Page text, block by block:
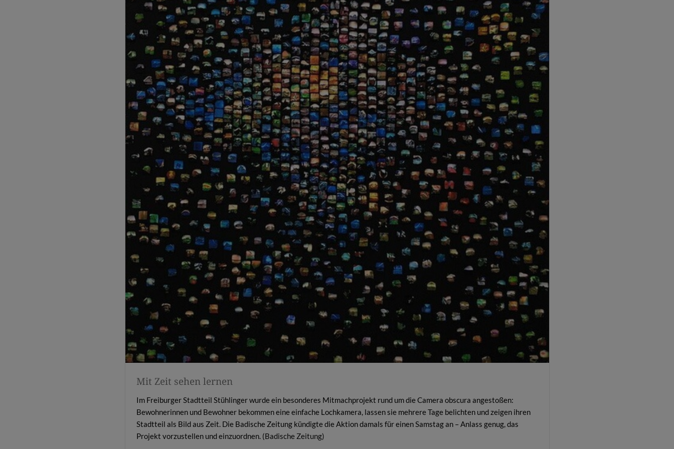
Mit Zeit sehen lernen
Im Freiburger Stadtteil Stühlinger wurde ein besonderes Mitmachprojekt rund um die Camera obscura angestoßen:
Bewohnerinnen und Bewohner bekommen eine einfache Lochkamera, lassen sie mehrere Tage belichten und zeigen ihren
Stadtteil als Bild aus Zeit. Die Badische Zeitung kündigte die Aktion damals für einen Samstag an – Anlass genug, das
Projekt vorzustellen und einzuordnen. (Badische Zeitung)